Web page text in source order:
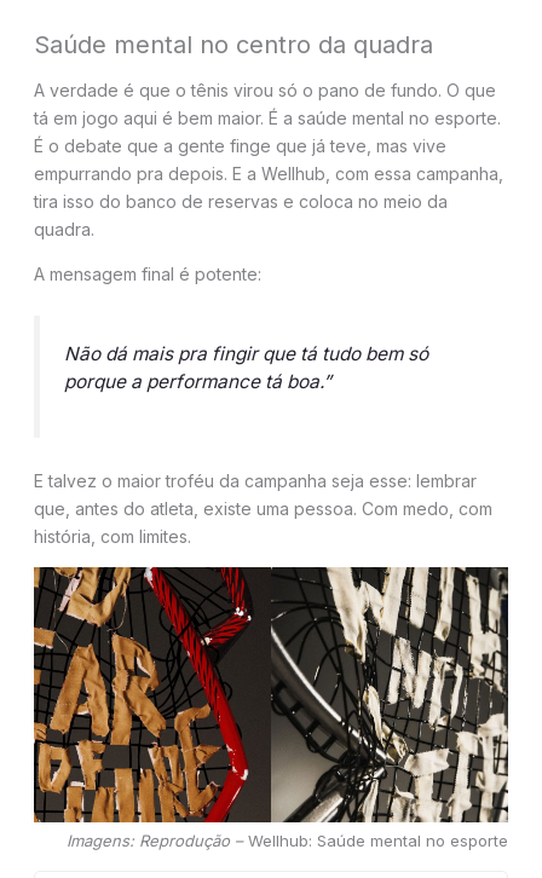
Saúde mental no centro da quadra
A verdade é que o tênis virou só o pano de fundo. O que
tá em jogo aqui é bem maior. É a saúde mental no esporte.
É o debate que a gente finge que já teve, mas vive
empurrando pra depois. E a Wellhub, com essa campanha,
tira isso do banco de reservas e coloca no meio da
quadra.
A mensagem final é potente:
Não dá mais pra fingir que tá tudo bem só
porque a performance tá boa.”
E talvez o maior troféu da campanha seja esse: lembrar
que, antes do atleta, existe uma pessoa. Com medo, com
história, com limites.
Imagens: Reprodução –Wellhub: Saúde mental no esporte